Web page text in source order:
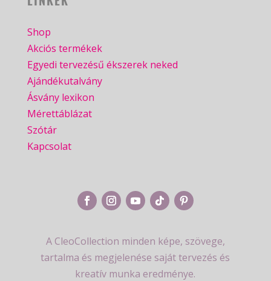
Shop
Akciós termékek
Egyedi tervezésű ékszerek neked
Ajándékutalvány
Ásvány lexikon
Mérettáblázat
Szótár
Kapcsolat
A CleoCollection minden képe, szövege,
tartalma és megjelenése saját tervezés és
kreatív munka eredménye.